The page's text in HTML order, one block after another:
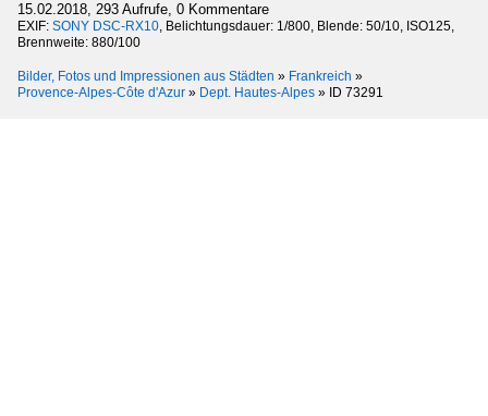
15.02.2018, 293 Aufrufe, 0 Kommentare
EXIF: SONY DSC-RX10, Belichtungsdauer: 1/800, Blende: 50/10, ISO125,
Brennweite: 880/100
Bilder, Fotos und Impressionen aus Städten » Frankreich »
Provence-Alpes-Côte d'Azur » Dept. Hautes-Alpes » ID 73291